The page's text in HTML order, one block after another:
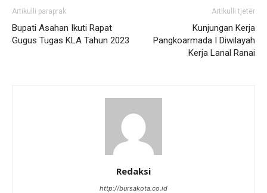
Artikulli paraprak
Bupati Asahan Ikuti Rapat
Gugus Tugas KLA Tahun 2023
Artikulli tjetër
Kunjungan Kerja
Pangkoarmada I Diwilayah
Kerja Lanal Ranai
Redaksi
http://bursakota.co.id